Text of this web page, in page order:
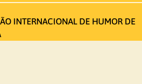
INTERNACIONAL DE HUMOR DE